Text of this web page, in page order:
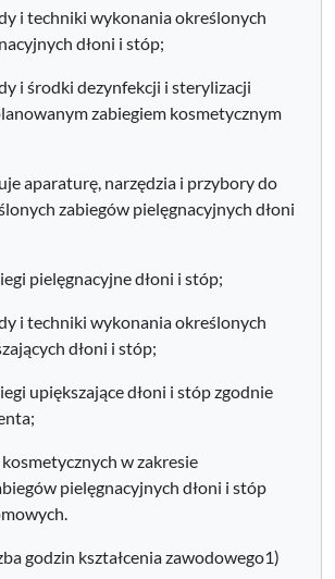
i techniki wykonania określonych
dłoni i stóp;
i środki dezynfekcji i sterylizacji
zabiegiem kosmetycznym
aparaturę, narzędzia i przybory do
zabiegów pielęgnacyjnych dłoni
pielęgnacyjne dłoni i stóp;
i techniki wykonania określonych
dłoni i stóp;
upiększające dłoni i stóp zgodnie
w zakresie
pielęgnacyjnych dłoni i stóp
godzin kształcenia zawodowego1)